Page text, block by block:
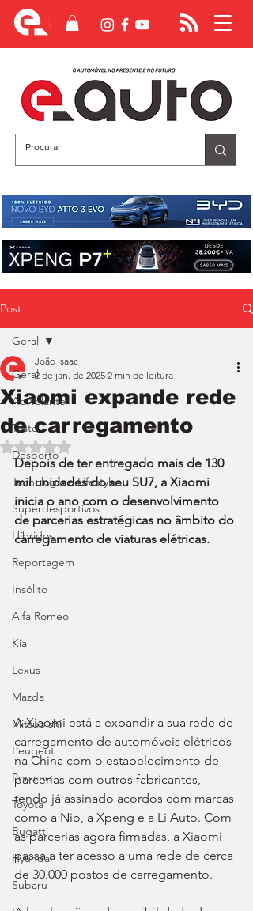
Post
Geral
Ao Volante
Teste
Desporto
Tecnologia e Lifestyle
Superdesportivos
Híbridos
Reportagem
Insólito
Alfa Romeo
Kia
Lexus
Mazda
Mitsubishi
Peugeot
Porsche
Toyota
Bugatti
Hyundai
Subaru
Geral
Xiaomi expande rede
de carregamento
João Isaac
2 de jan. de 2025 2 min de leitura
Avaliado com NaN de 5 estrelas.
Depois de ter entregado mais de 130
mil unidades do seu SU7, a Xiaomi
inicia o ano com o desenvolvimento
de parcerias estratégicas no âmbito do
carregamento de viaturas elétricas.
A Xiaomi está a expandir a sua rede de
carregamento de automóveis elétricos
na China com o estabelecimento de
parcerias com outros fabricantes,
tendo já assinado acordos com marcas
como a Nio, a Xpeng e a Li Auto. Com
as parcerias agora firmadas, a Xiaomi
passa a ter acesso a uma rede de cerca
de 30.000 postos de carregamento.